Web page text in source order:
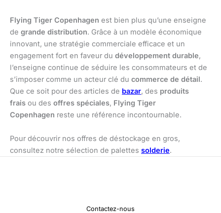
Flying Tiger Copenhagen est bien plus qu’une enseigne
de grande distribution. Grâce à un modèle économique
innovant, une stratégie commerciale efficace et un
engagement fort en faveur du développement durable,
l’enseigne continue de séduire les consommateurs et de
s’imposer comme un acteur clé du commerce de détail.
Que ce soit pour des articles de bazar, des produits
frais ou des offres spéciales, Flying Tiger
Copenhagen reste une référence incontournable.
Pour découvrir nos offres de déstockage en gros,
consultez notre sélection de palettes solderie.
Contactez-nous